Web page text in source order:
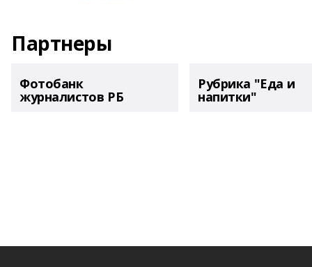
Партнеры
Фотобанк
журналистов РБ
Рубрика "Еда и
напитки"